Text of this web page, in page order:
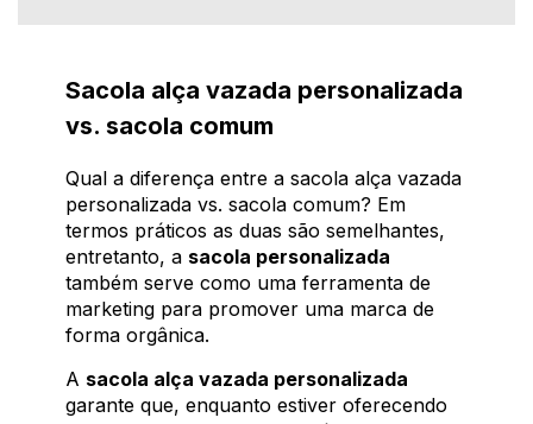
Sacola alça vazada personalizada
vs. sacola comum
Qual a diferença entre a sacola alça vazada
personalizada vs. sacola comum? Em
termos práticos as duas são semelhantes,
entretanto, a sacola personalizada
também serve como uma ferramenta de
marketing para promover uma marca de
forma orgânica.
A sacola alça vazada personalizada
garante que, enquanto estiver oferecendo